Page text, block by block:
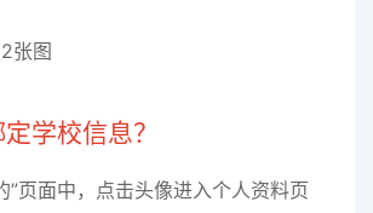
学校信息？
”页面中，点击头像进入个人资料页